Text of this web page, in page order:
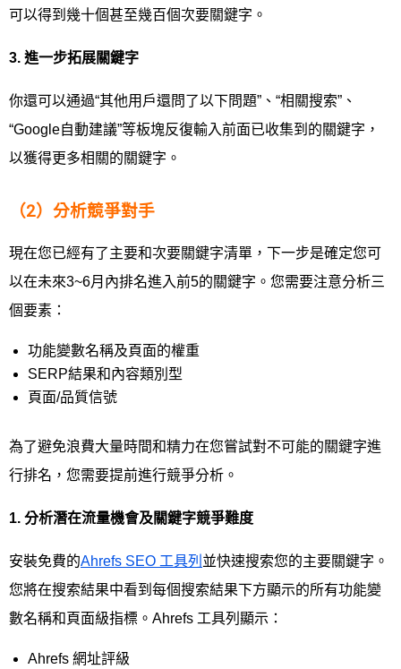
可以得到幾十個甚至幾百個次要關鍵字。
3. 進一步拓展關鍵字
你還可以通過“其他用戶還問了以下問題”、“相關搜索”、
“Google自動建議”等板塊反復輸入前面已收集到的關鍵字，
以獲得更多相關的關鍵字。
（2）分析競爭對手
現在您已經有了主要和次要關鍵字清單，下一步是確定您可
以在未來3~6月內排名進入前5的關鍵字。您需要注意分析三
個要素：
功能變數名稱及頁面的權重
SERP結果和內容類別型
頁面/品質信號
為了避免浪費大量時間和精力在您嘗試對不可能的關鍵字進
行排名，您需要提前進行競爭分析。
1. 分析潛在流量機會及關鍵字競爭難度
安裝免費的Ahrefs SEO 工具列 並快速搜索您的主要關鍵字。
您將在搜索結果中看到每個搜索結果下方顯示的所有功能變
數名稱和頁面級指標。Ahrefs 工具列顯示：
Ahrefs 網址評級